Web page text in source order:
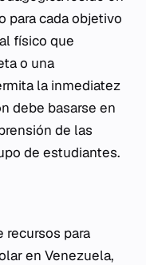
para cada objetivo
físico que
o una
la inmediatez
debe basarse en
de las
de estudiantes.
recursos para
en Venezuela,